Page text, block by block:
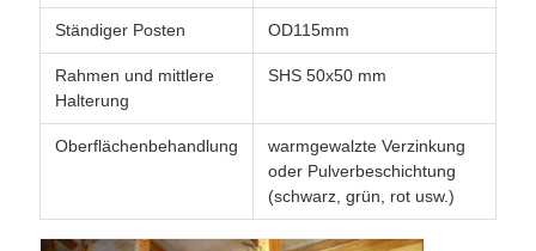
Ständiger Posten OD115mm
Rahmen und mittlere
Halterung
SHS 50x50 mm
Oberflächenbehandlung
warmgewalzte Verzinkung
oder Pulverbeschichtung
(schwarz, grün, rot usw.)